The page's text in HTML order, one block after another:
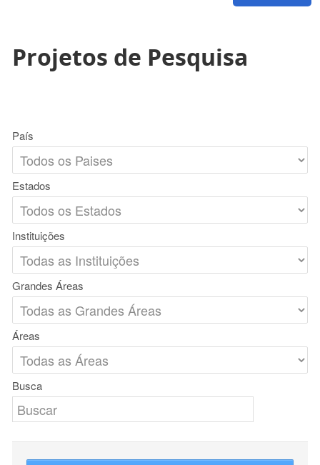
Projetos de Pesquisa
País
Estados
Instituições
Grandes Áreas
Áreas
Busca